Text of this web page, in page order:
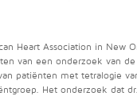
Heart Association in New
van een onderzoek van
patiënten met tetralogie
Het onderzoek dat